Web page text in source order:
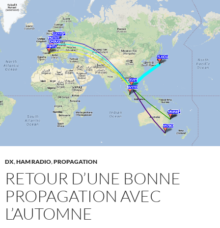
DX,HAM RADIO,PROPAGATION
RETOUR D’UNE BONNE
PROPAGATION AVEC
L’AUTOMNE